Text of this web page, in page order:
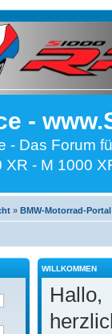
-
- Das Forum
XR - M 1000
» BMW-Motorrad-Portal
WILLKOMMEN
Hallo,